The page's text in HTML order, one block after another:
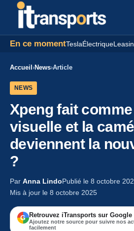
En ce momentTeslaÉlectrique
Accueil ›News›Article
NEWS
Xpeng fait comme
visuelle et la
deviennent la
?
Par Anna LindoPublié le 8 octobre
Mis à jour le 8 octobre 2025
G Retrouvez iTransports sur Google
Ajoutez notre source pour suivre nos
facilement